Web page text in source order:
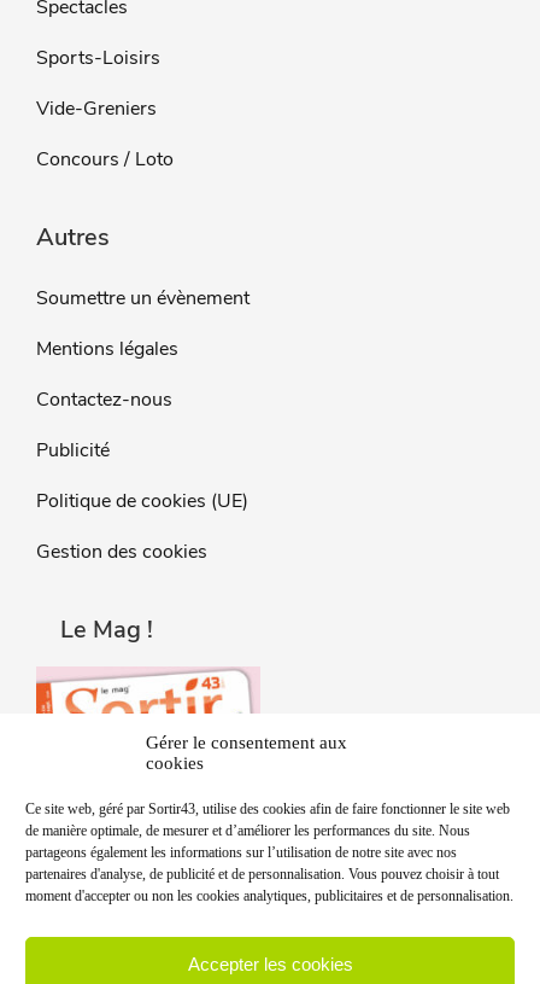
Gérer le consentement aux
cookies
Ce site web, géré par Sortir43, utilise des cookies afin de faire fonctionner le site web
de manière optimale, de mesurer et d’améliorer les performances du site. Nous
partageons également les informations sur l’utilisation de notre site avec nos
partenaires d'analyse, de publicité et de personnalisation. Vous pouvez choisir à tout
moment d'accepter ou non les cookies analytiques, publicitaires et de personnalisation.
Accepter les cookies
Spectacles
Sports-Loisirs
Vide-Greniers
Concours / Loto
Autres
Soumettre un évènement
Mentions légales
Contactez-nous
Publicité
Politique de cookies (UE)
Gestion des cookies
Le Mag !